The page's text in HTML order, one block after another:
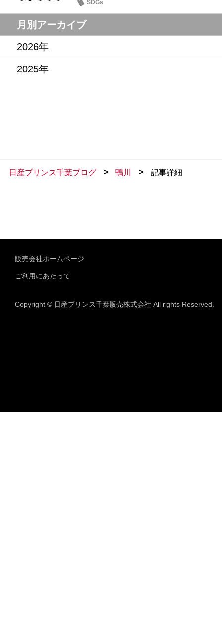
SDGs
月別アーカイブ
2026年
2025年
日産プリンス千葉ブログ > 鴨川 > 記事詳細
販売会社ホームページ
ご利用にあたって
Copyright © 日産プリンス千葉販売株式会社 All rights Reserved.